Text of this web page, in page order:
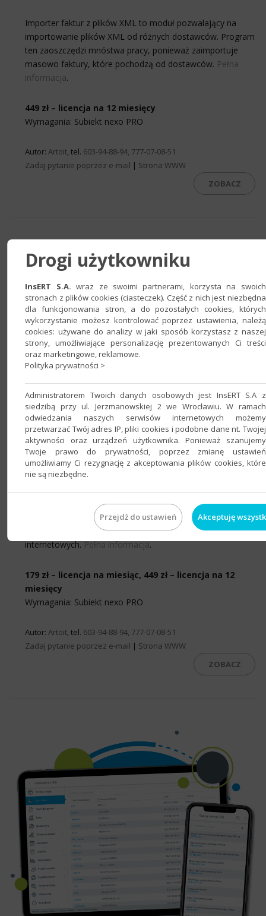
Importer faktur z plików XML to moduł pozwalający na
importowanie plików XML od różnych dostawców. Program
ten zaoszczędzi mnóstwa pracy, ponieważ zaimportuje
masowo faktury, które pochodzą od dostawców. Pełna
informacja.
449 zł – licencja na 12 miesięcy
Wymagania: Subiekt nexo PRO
Autor: Artoit, tel. 603-94-88-94, 777-07-08-51
Zadaj pytanie poprzez e-mail | Strona WWW
ZOBACZ
Import towarów z Excela do Subiekta nexo PRO
do programu: Subiekt nexo
Program Import XLS - Towary/Asortymenty umożliwia
masowe importowanie i aktualizowanie kartoteki
asortymentów w Subiekcie nexo PRO z plików XLS, XLSX,
CSV. Pozwala na przeniesienie danych z innych systemów,
cenników dostawców i producentów, czy sklepów
internetowych.Pełna informacja.
179 zł – licencja na miesiąc, 449 zł – licencja na 12
miesięcy
Wymagania: Subiekt nexo PRO
Autor: Artoit, tel. 603-94-88-94, 777-07-08-51
Zadaj pytanie poprzez e-mail | Strona WWW
ZOBACZ
Drogi użytkowniku
InsERT S.A. wraz ze swoimi partnerami, korzysta na swoich
stronach z plików cookies (ciasteczek). Część z nich jest niezbędna
dla funkcjonowania stron, a do pozostałych cookies, których
wykorzystanie możesz kontrolować poprzez ustawienia, należą
cookies: używane do analizy w jaki sposób korzystasz z naszej
strony, umożliwiające personalizację prezentowanych Ci treści
oraz marketingowe, reklamowe.
Polityka prywatności >
Administratorem Twoich danych osobowych jest InsERT S.A z
siedzibą przy ul. Jerzmanowskiej 2 we Wrocławiu. W ramach
odwiedzania naszych serwisów internetowych możemy
przetwarzać Twój adres IP, pliki cookies i podobne dane nt. Twojej
aktywności oraz urządzeń użytkownika. Ponieważ szanujemy
Twoje prawo do prywatności, poprzez zmianę ustawień
umożliwiamy Ci rezygnację z akceptowania plików cookies, które
nie są niezbędne.
Przejdź do ustawień Akceptuję